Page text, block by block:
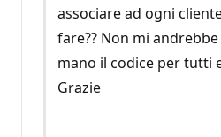
associare ad ogni
fare?? Non mi
mano il codice per tutti
Grazie